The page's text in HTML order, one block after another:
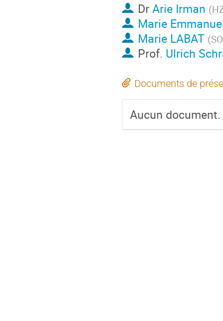
DrArie Irman (
Marie
Marie LABAT (
Prof. Ulrich
Documents de
Aucun document.